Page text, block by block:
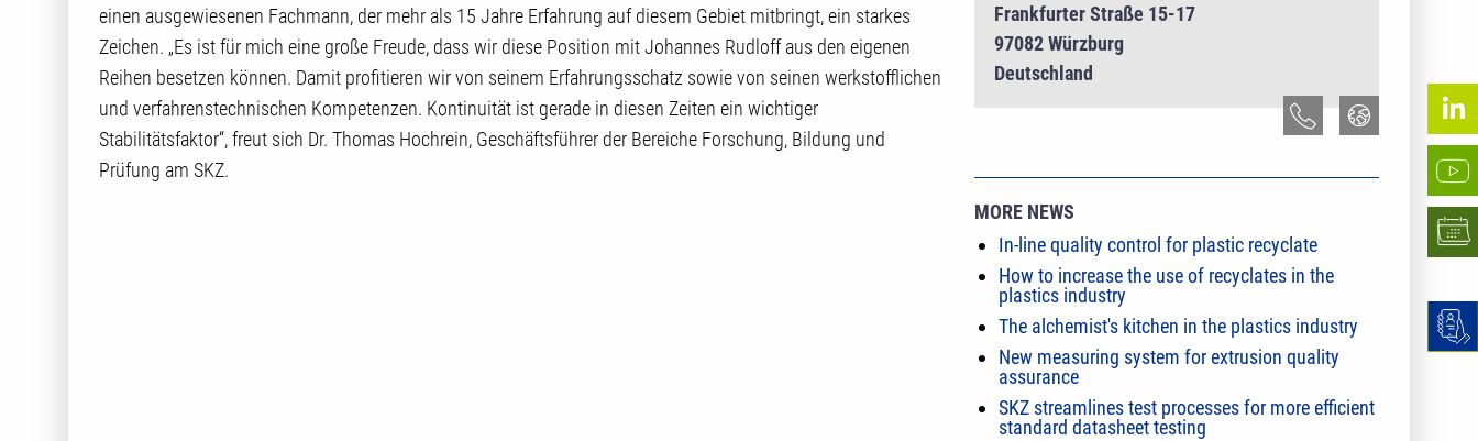
einen ausgewiesenen Fachmann, der mehr als 15 Jahre Erfahrung auf diesem Gebiet mitbringt, ein starkes
Zeichen. „Es ist für mich eine große Freude, dass wir diese Position mit Johannes Rudloff aus den eigenen
Reihen besetzen können. Damit profitieren wir von seinem Erfahrungsschatz sowie von seinen werkstofflichen
und verfahrenstechnischen Kompetenzen. Kontinuität ist gerade in diesen Zeiten ein wichtiger
Stabilitätsfaktor“, freut sich Dr. Thomas Hochrein, Geschäftsführer der Bereiche Forschung, Bildung und
Prüfung am SKZ.
Frankfurter Straße 15-17
97082 Würzburg
Deutschland
MORE NEWS
In-line quality control for plastic recyclate
How to increase the use of recyclates in the
plastics industry
The alchemist's kitchen in the plastics industry
New measuring system for extrusion quality
assurance
SKZ streamlines test processes for more efficient
standard datasheet testing